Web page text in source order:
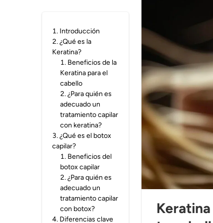
1. Introducción
2.¿Qué es la
Keratina?
1. Beneficios de la
Keratina para el
cabello
2.¿Para quién es
adecuado un
tratamiento capilar
con keratina?
3.¿Qué es el botox
capilar?
1. Beneficios del
botox capilar
2.¿Para quién es
adecuado un
tratamiento capilar
con botox?
4. Diferencias clave